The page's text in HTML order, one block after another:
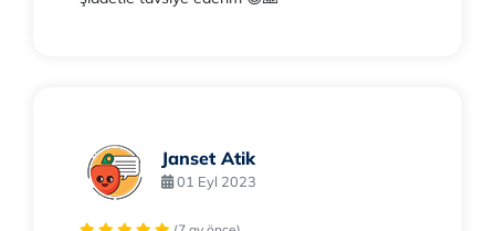
Janset Atik
01 Eyl 2023